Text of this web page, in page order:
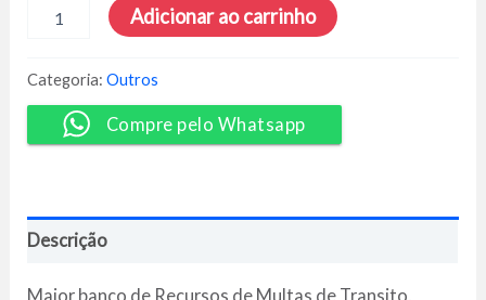
Recursos
Multas
de
Trânsito
Adicionar ao carrinho
Categoria:Outros
Compre pelo Whatsapp
Descrição
Maior banco de Recursos de Multas de Transito,